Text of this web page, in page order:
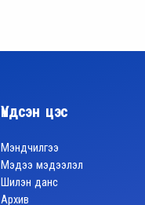
Үндсэн цэс
Мэндчилгээ
Мэдээ мэдээлэл
Шилэн данс
Архив